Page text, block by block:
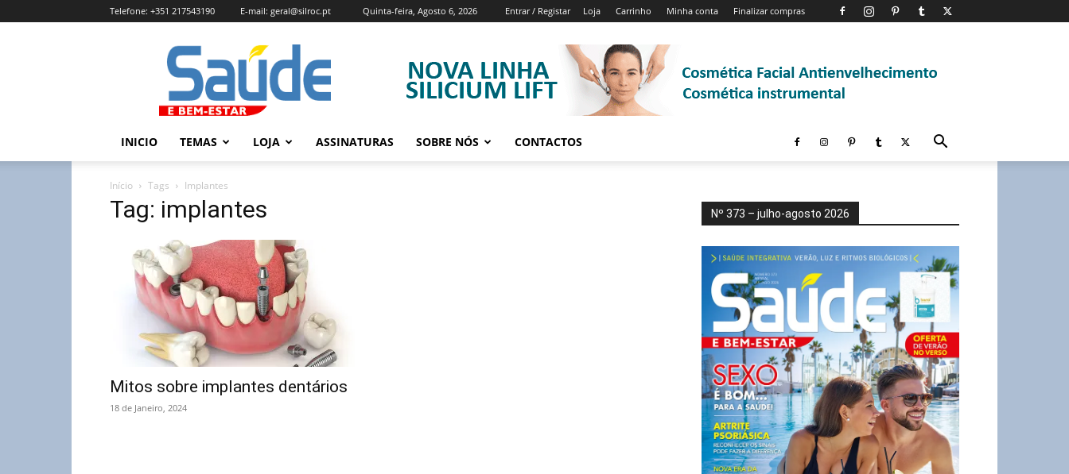
Quinta-feira, Agosto 6, 2026 Entrar / Registar Loja Carrinho Minha conta Finalizar compras
Telefone: +351 217543190 E-mail: geral@silroc.pt
Revista
Saúde
e
Bem
Estar
Edição
INICIO TEMAS LOJA ASSINATURAS SOBRE NÓS CONTACTOS
Início Tags Implantes
Tag: implantes
Mitos sobre implantes dentários
18 de Janeiro, 2024
Nº 373 – julho-agosto 2026